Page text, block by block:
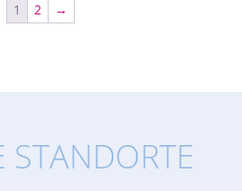
1 2 →
STANDORTE